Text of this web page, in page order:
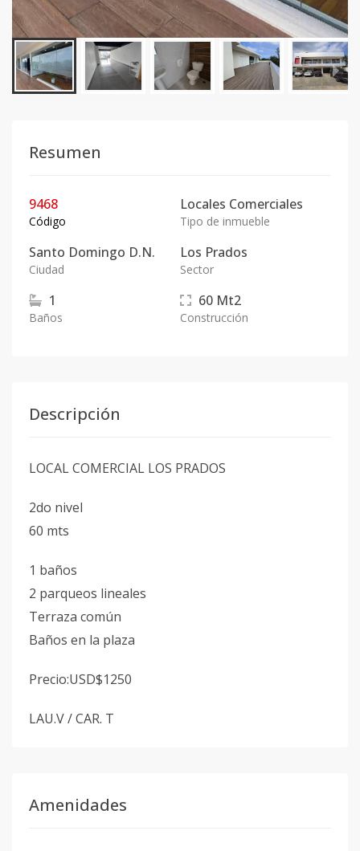
Resumen
9468
Código
Locales Comerciales
Tipo de inmueble
Santo Domingo D.N.
Ciudad
Los Prados
Sector
1
Baños
60 Mt2
Construcción
Descripción
LOCAL COMERCIAL LOS PRADOS
2do nivel
60 mts
1 baños
2 parqueos lineales
Terraza común
Baños en la plaza
Precio:USD$1250
LAU.V / CAR. T
Amenidades